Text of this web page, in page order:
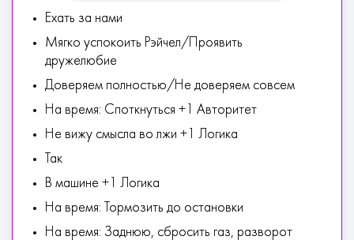
Ехать за нами
Мягко успокоить Рэйчел/Проявить
дружелюбие
Доверяем полностью/Не доверяем совсем
На время: Споткнуться +1 Авторитет
Не вижу смысла во лжи +1 Логика
Так
В машине +1 Логика
На время: Тормозить до остановки
На время: Заднюю, сбросить газ, разворот